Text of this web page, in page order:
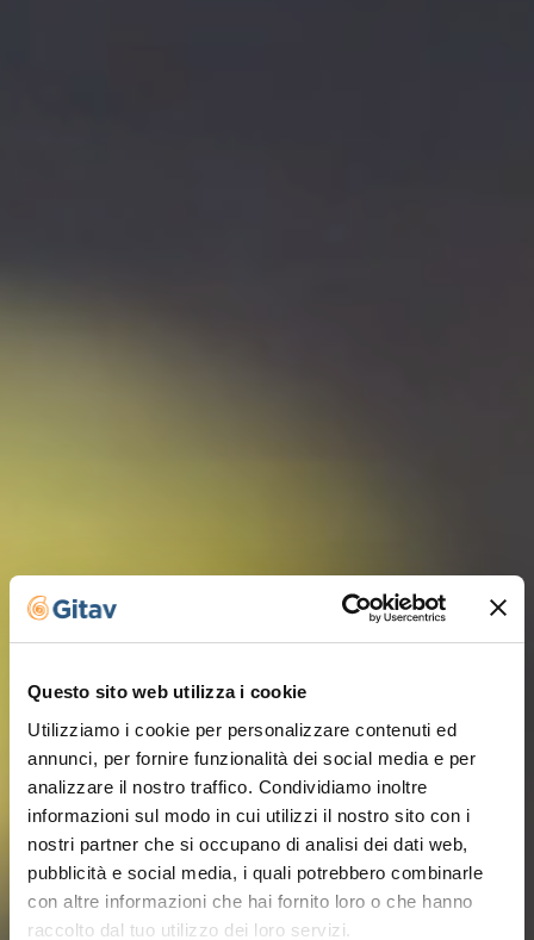
Questo sito web utilizza i cookie
Utilizziamo i cookie per personalizzare contenuti ed
annunci, per fornire funzionalità dei social media e per
analizzare il nostro traffico. Condividiamo inoltre
informazioni sul modo in cui utilizzi il nostro sito con i
nostri partner che si occupano di analisi dei dati web,
pubblicità e social media, i quali potrebbero combinarle
con altre informazioni che hai fornito loro o che hanno
raccolto dal tuo utilizzo dei loro servizi.